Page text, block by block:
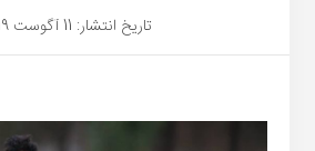
تاریخ انتشار: 11 آگوست 2019